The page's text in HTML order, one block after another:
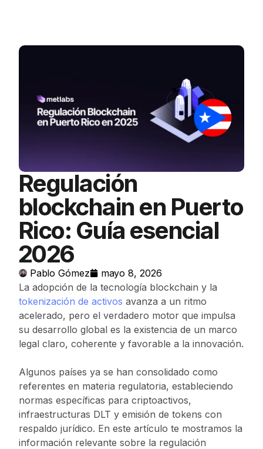
Regulación
blockchain en Puerto
Rico: Guía esencial
2026
Pablo Gómez
mayo 8, 2026
La adopción de la tecnología blockchain y la
tokenización de activos avanza a un ritmo
acelerado, pero el verdadero motor que impulsa
su desarrollo global es la existencia de un marco
legal claro, coherente y favorable a la innovación.
Algunos países ya se han consolidado como
referentes en materia regulatoria, estableciendo
normas específicas para criptoactivos,
infraestructuras DLT y emisión de tokens con
respaldo jurídico. En este artículo te mostramos la
información relevante sobre la regulación